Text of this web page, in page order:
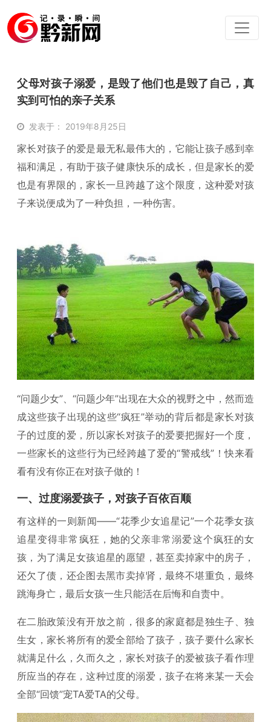
父母对孩子溺爱，是毁了他们也是毁了自己，真
实到可怕的亲子关系
发表于： 2019年8月25日
家长对孩子的爱是最无私最伟大的，它能让孩子感到幸
福和满足，有助于孩子健康快乐的成长，但是家长的爱
也是有界限的，家长一旦跨越了这个限度，这种爱对孩
子来说便成为了一种负担，一种伤害。
“问题少女”、“问题少年”出现在大众的视野之中，然而造
成这些孩子出现的这些“疯狂”举动的背后都是家长对孩
子的过度的爱，所以家长对孩子的爱要把握好一个度，
一些家长的这些行为已经跨越了爱的“警戒线”！快来看
看有没有你正在对孩子做的！
一、过度溺爱孩子，对孩子百依百顺
有这样的一则新闻——“花季少女追星记”一个花季女孩
追星变得非常疯狂，她的父亲非常溺爱这个疯狂的女
孩，为了满足女孩追星的愿望，甚至卖掉家中的房子，
还欠了债，还企图去黑市卖掉肾，最终不堪重负，最终
跳海身亡，最后女孩一生只能活在后悔和自责中。
在二胎政策没有开放之前，很多的家庭都是独生子、独
生女，家长将所有的爱全部给了孩子，孩子要什么家长
就满足什么，久而久之，家长对孩子的爱被孩子看作理
所应当的存在，这种过度的溺爱，孩子在将来某一天会
全部“回馈”宠TA爱TA的父母。